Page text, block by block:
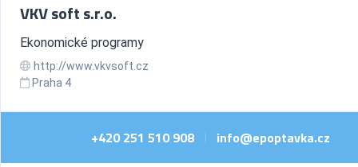
VKV soft s.r.o.
Ekonomické programy
http://www.vkvsoft.cz
Praha 4
+420 251 510 908 | info@epoptavka.cz